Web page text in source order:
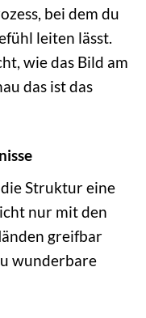
bei dem du
leiten lässt.
wie das Bild am
das ist das
Struktur eine
nur mit den
greifbar
wunderbare